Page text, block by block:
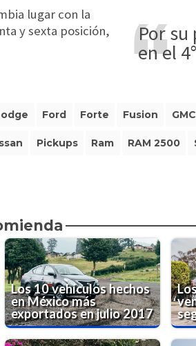
Por su parte, el VW Jetta deja el 3° queda
en el
lugar con la
y sexta posición,
Ford Forte Fusion GMC
Pickups Ram RAM 2500
Los 10 vehículos hechos
en México más
exportados en julio 2017